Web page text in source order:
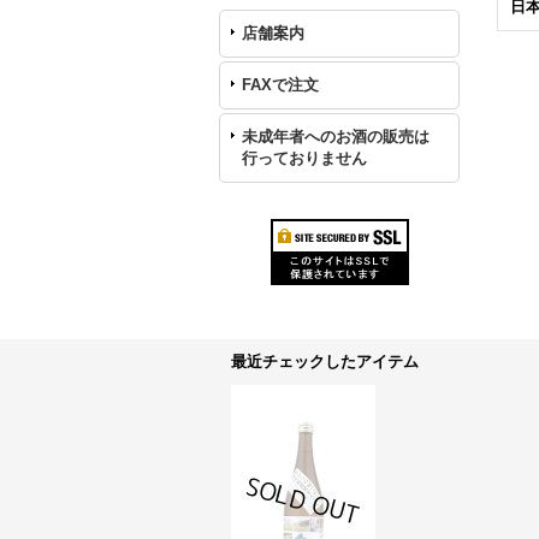
店舗案内
FAXで注文
未成年者へのお酒の販売は
行っておりません
日
最近チェックしたアイテム